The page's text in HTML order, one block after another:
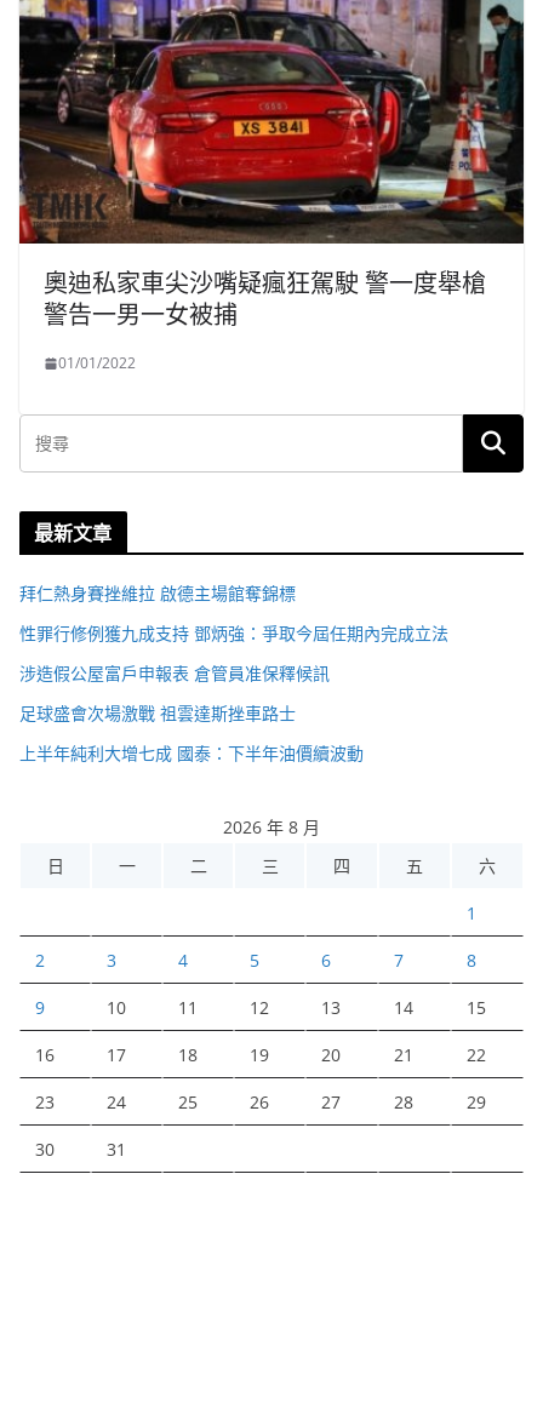
奧迪私家車尖沙嘴疑瘋狂駕駛 警一度舉槍
警告一男一女被捕
01/01/2022
最新文章
拜仁熱身賽挫維拉 啟德主場館奪錦標
性罪行修例獲九成支持 鄧炳強：爭取今屆任期內完成立法
涉造假公屋富戶申報表 倉管員准保釋候訊
足球盛會次場激戰 祖雲達斯挫車路士
上半年純利大增七成 國泰：下半年油價續波動
2026 年 8 月
日
一 二 三 四 五 六
1
2 3 4 5 6 7 8
9 10 11 12 13 14 15
16 17 18 19 20 21 22
23 24 25 26 27 28 29
30 31